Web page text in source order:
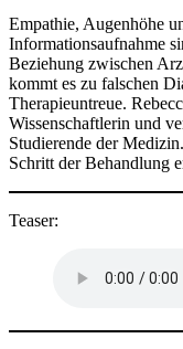
Empathie, Augenhöhe
Informationsaufnahme
Beziehung zwischen
kommt es zu falschen
Therapieuntreue.
Wissenschaftlerin und
Studierende der
Schritt der Behandlung
Teaser: